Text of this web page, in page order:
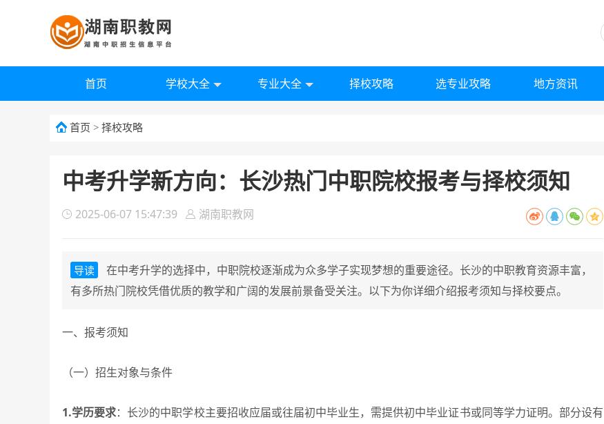
首页 学校大全 专业大全 择校攻略 选专业攻略 地方资讯
首页 > 择校攻略
中考升学新方向：长沙热门中职院校报考与择校须知
2025-06-07 15:47:39 湖南职教网
导读
在中考升学的选择中，中职院校逐渐成为众多学子实现梦想的重要途径。长沙的中职教育资源丰富，
有多所热门院校凭借优质的教学和广阔的发展前景备受关注。以下为你详细介绍报考须知与择校要点。
一、报考须知
（一）招生对象与条件
1.学历要求：长沙的中职学校主要招收应届或往届初中毕业生，需提供初中毕业证书或同等学力证明。部分设有